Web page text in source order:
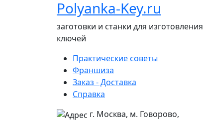
Polyanka-Key.ru
заготовки и станки для изготовления
ключей
Практические советы
Франшиза
Заказ - Доставка
Справка
г. Москва, м. Говорово,